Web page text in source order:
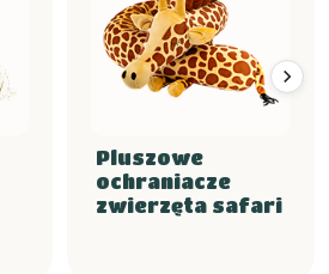
Pluszowe
ochraniacze
zwierzęta safari